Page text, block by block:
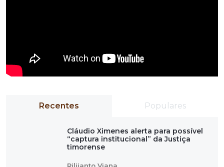
Recentes Populares
Cláudio Ximenes alerta para possível
“captura institucional” da Justiça
timorense